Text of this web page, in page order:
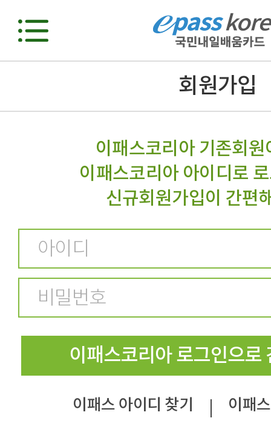
회원가입
이패스코리아 기존회
이패스코리아 아이디로
신규회원가입이 간편
이패스코리아 로그인으로
이패스 아이디 찾기 이패